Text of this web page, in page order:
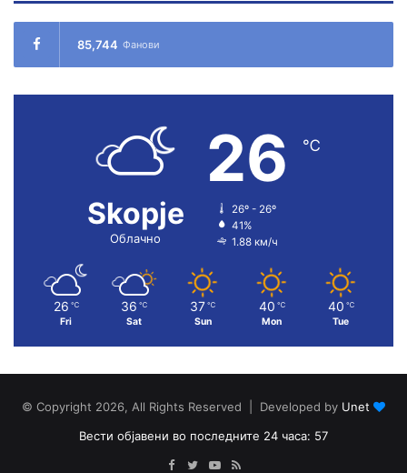
85,744 Фанови
Skopje
Облачно
26 ℃
26º - 26º
41%
1.88 км/ч
26 ℃
Fri
36 ℃
Sat
37 ℃
Sun
40 ℃
Mon
40 ℃
Tue
© Copyright 2026, All Rights Reserved | Developed by Unet
Вести објавени во последните 24 часа: 57
Facebook
TwitterYouTube
RSS